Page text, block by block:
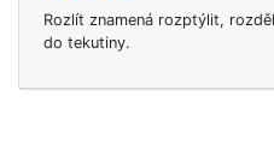
Rozlít znamená rozptýlit,
do tekutiny.